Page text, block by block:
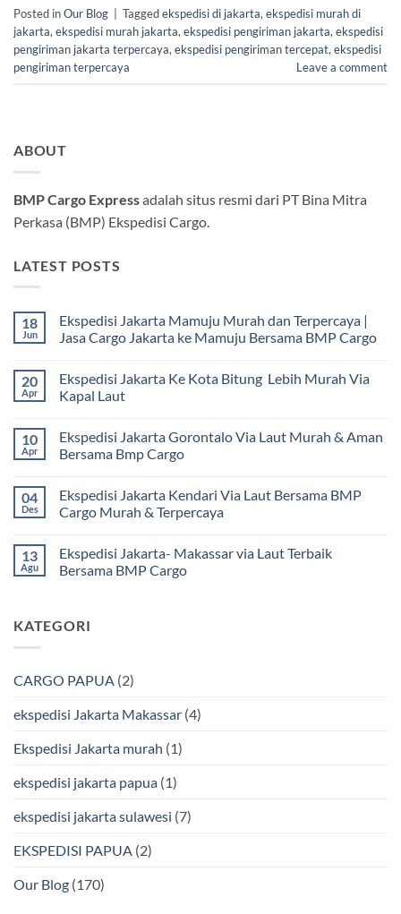
Posted inOur Blog Taggedekspedisi di jakarta,ekspedisi murah di
jakarta,ekspedisi murah jakarta,ekspedisi pengiriman jakarta,ekspedisi
pengiriman jakarta terpercaya,ekspedisi pengiriman tercepat,ekspedisi
pengiriman terpercaya
Leave a comment
ABOUT
BMP Cargo Expressadalah situs resmi dari PT Bina Mitra
Perkasa (BMP) Ekspedisi Cargo.
LATEST POSTS
18
Jun
Ekspedisi Jakarta Mamuju Murah dan Terpercaya |
Jasa Cargo Jakarta ke Mamuju Bersama BMP Cargo
komentar
pada
Ekspedisi
Murah
dan
Terpercaya
Cargo
Jakarta
ke
BMP
Cargo
20
Apr
Ekspedisi Jakarta Ke Kota Bitung Lebih Murah Via
Kapal Laut
komentar
pada
Ekspedisi
Kota
Bitung
Lebih
Kapal
Laut
10
Apr
Ekspedisi Jakarta Gorontalo Via Laut Murah & Aman
Bersama Bmp Cargo
komentar
pada
Ekspedisi
Via
Laut
Murah
Bmp
Cargo
04
Des
Ekspedisi Jakarta Kendari Via Laut Bersama BMP
Cargo Murah & Terpercaya
komentar
pada
Ekspedisi
Laut
Bersama
&
13
Agu
Ekspedisi Jakarta- Makassar via Laut Terbaik
Bersama BMP Cargo
pada
Ekspedisi
Laut
BMP
KATEGORI
CARGO PAPUA (2)
ekspedisi Jakarta Makassar (4)
Ekspedisi Jakarta murah (1)
ekspedisi jakarta papua (1)
ekspedisi jakarta sulawesi (7)
EKSPEDISI PAPUA (2)
Our Blog (170)